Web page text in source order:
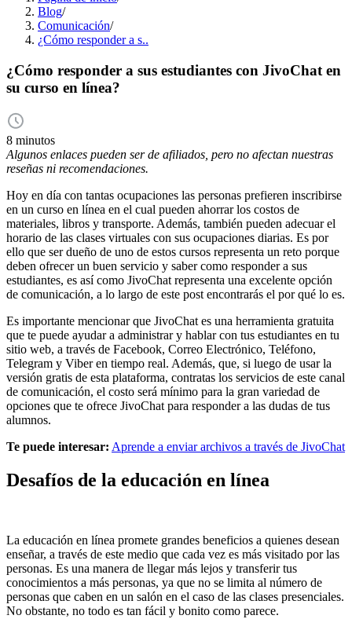
Blog/
Comunicación/
¿Cómo responder a s..
¿Cómo responder a sus estudiantes con JivoChat en
su curso en línea?
8 minutos
Algunos enlaces pueden ser de afiliados, pero no afectan nuestras
reseñas ni recomendaciones.
Hoy en día con tantas ocupaciones las personas prefieren inscribirse
en un curso en línea en el cual pueden ahorrar los costos de
materiales, libros y transporte. Además, también pueden adecuar el
horario de las clases virtuales con sus ocupaciones diarias. Es por
ello que ser dueño de uno de estos cursos representa un reto porque
deben ofrecer un buen servicio y saber como responder a sus
estudiantes, es así como JivoChat representa una excelente opción
de comunicación, a lo largo de este post encontrarás el por qué lo es.
Es importante mencionar que JivoChat es una herramienta gratuita
que te puede ayudar a administrar y hablar con tus estudiantes en tu
sitio web, a través de Facebook, Correo Electrónico, Teléfono,
Telegram y Viber en tiempo real. Además, que, si luego de usar la
versión gratis de esta plataforma, contratas los servicios de este canal
de comunicación, el costo será mínimo para la gran variedad de
opciones que te ofrece JivoChat para responder a las dudas de tus
alumnos.
Te puede interesar: Aprende a enviar archivos a través de JivoChat
Desafíos de la educación en línea
La educación en línea promete grandes beneficios a quienes desean
enseñar, a través de este medio que cada vez es más visitado por las
personas. Es una manera de llegar más lejos y transferir tus
conocimientos a más personas, ya que no se limita al número de
personas que caben en un salón en el caso de las clases presenciales.
No obstante, no todo es tan fácil y bonito como parece.